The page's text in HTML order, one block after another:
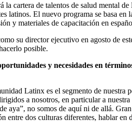
la cartera de talentos de salud mental
latinos. El nuevo programa se basa
y materiales de capacitación en
su director ejecutivo en agosto de
posible.
y necesidades en
Latinx es el segmento de
a nosotros, en particular a
aya”, no somos de aquí ni de allá.
entre dos culturas diferentes, hablar